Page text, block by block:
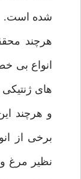
شده است.
هرچند
انواع بى
هاى
و هرچند
برخى از
نظير مرغ